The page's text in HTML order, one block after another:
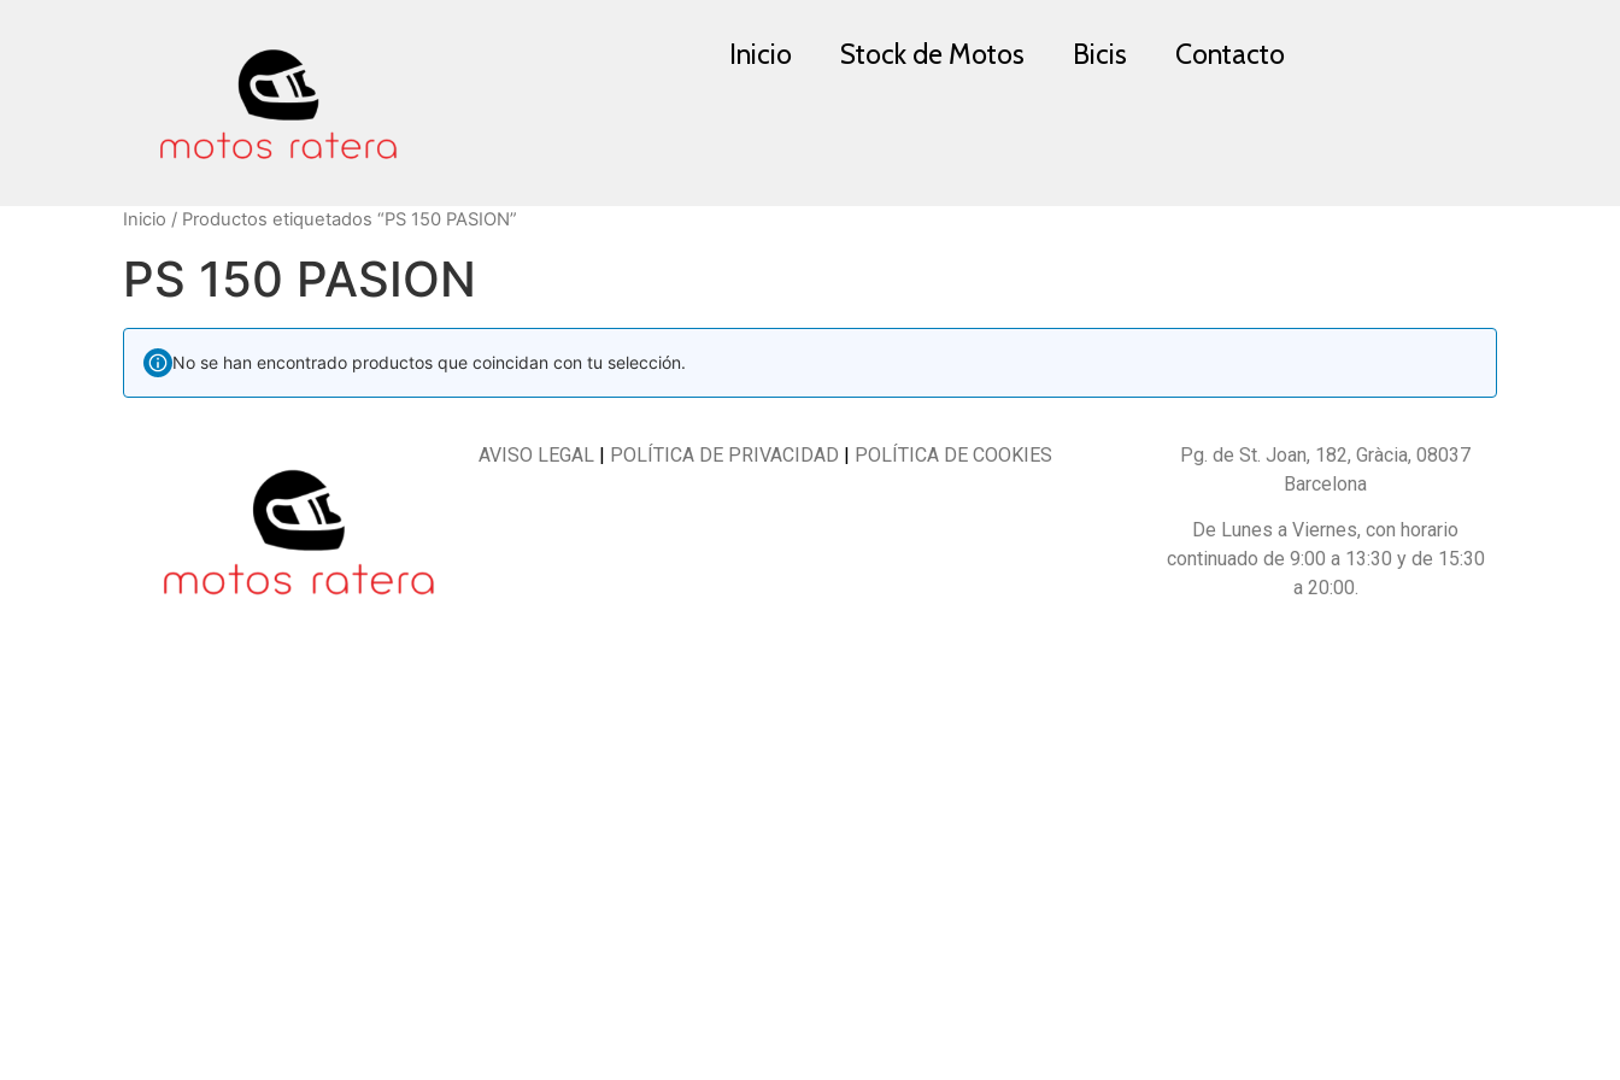
Inicio Stock de Motos Bicis Contacto
Inicio / Productos etiquetados “PS 150 PASION”
PS 150 PASION
No se han encontrado productos que coincidan con tu selección.
AVISO LEGAL | POLÍTICA DE PRIVACIDAD | POLÍTICA DE COOKIES
Pg. de St. Joan, 182, Gràcia, 08037
Barcelona
De Lunes a Viernes, con horario
continuado de 9:00 a 13:30 y de 15:30
a 20:00.